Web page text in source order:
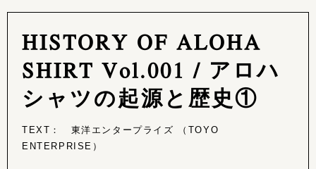
HISTORY OF ALOHA
SHIRT Vol.001 / アロハ
シャツの起源と歴史①
TEXT： 東洋エンタープライズ （TOYO
ENTERPRISE）